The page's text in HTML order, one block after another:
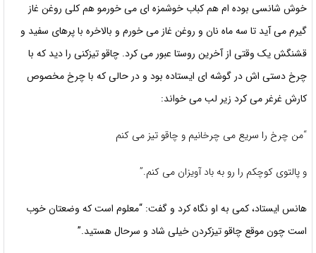
خوش شانسی بوده ام هم کباب خوشمزه ای می خورمو هم کلی روغن غاز
گیرم می آید تا سه ماه نان و روغن غاز می خورم و بالاخره با پرهای سفید و
قشنگش یک وقتی از آخرین روستا عبور می کرد. چاقو تیزکنی را دید که با
چرخ دستی اش در گوشه ای ایستاده بود و در حالی که با چرخ مخصوص
کارش غرغر می کرد زیر لب می خواند:
“من چرخ را سریع می چرخانیم و چاقو تیز می کنم
و پالتوی کوچکم را رو به باد آویزان می کنم.”
هانس ایستاد، کمی به او نگاه کرد و گفت: “معلوم است که وضعتان خوب
است چون موقع چاقو تیزکردنخیلی شاد و سرحال هستید.”